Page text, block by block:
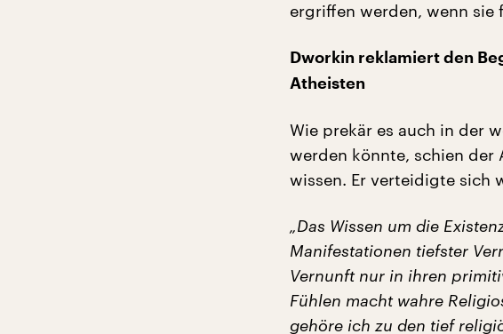
ergriffen werden, wenn sie
Dworkin reklamiert den
Atheisten
Wie prekär es auch in der
werden könnte, schien der
wissen. Er verteidigte sich
„Das Wissen um die
Manifestationen tiefster
Vernunft nur in ihren
Fühlen macht wahre
gehöre ich zu den tief